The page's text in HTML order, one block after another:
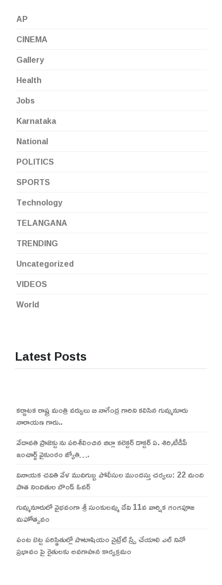
AP
CINEMA
Gallery
Health
Jobs
Karnataka
National
POLITICS
SPORTS
Technology
TELANGANA
TRENDING
Uncategorized
VIDEOS
World
Latest Posts
కర్ణాటక రాష్ట్ర మంత్రి వర్యులు బి నాగేంద్ర గారిని కలిసిన గుమ్మనూరు
నారాయణ గారు..
వేదావతి ప్రాజెక్టు ను పరిశీలించిన జిల్లా కలెక్టర్ డాక్టర్ ఏ. శిరి,టీడీపీ
ఇంచార్జ్ వైకుంఠం జ్యోతి….
వినాయక చవితి వేళ ముదిగుబ్బ పోలీసుల ముందస్తు చర్యలు: 22 మంది
పాత నిందితుల బౌండ్ ఓవర్
గుమ్మనూరులో వైభవంగా శ్రీ సుంకులమ్మ దేవి 11వ వార్షిక గంగపూజ
మహోత్సవం
పంట బెట్ట పరిస్థితుల్లో పొటాషియం నైట్రేట్ స్ప్రే చేయాలి ఎల్ నినో
ప్రభావం పై రైతులకు అవగాహన కార్యక్రమం